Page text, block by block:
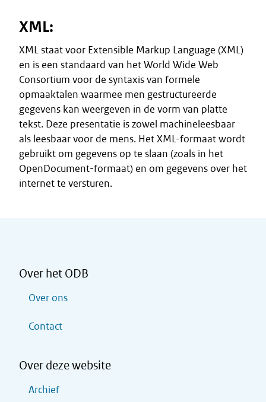
XML:
XML staat voor Extensible Markup Language (XML)
en is een standaard van het World Wide Web
Consortium voor de syntaxis van formele
opmaaktalen waarmee men gestructureerde
gegevens kan weergeven in de vorm van platte
tekst. Deze presentatie is zowel machineleesbaar
als leesbaar voor de mens. Het XML-formaat wordt
gebruikt om gegevens op te slaan (zoals in het
OpenDocument-formaat) en om gegevens over het
internet te versturen.
Over het ODB
Over ons
Contact
Over deze website
Archief